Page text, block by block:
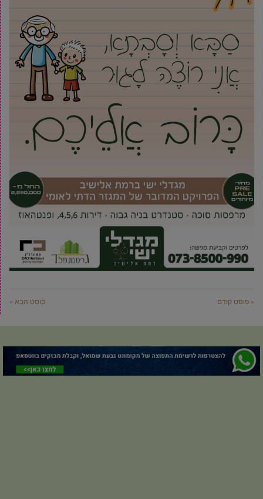
« פוסט קודם פוסט הבא »